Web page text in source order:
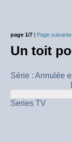
page 1/7 | Page
Un toit
Série : Annulée
Series TV